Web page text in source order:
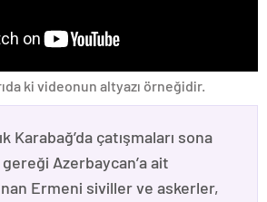
ki videonun altyazı örneğidir.
Karabağ’da çatışmaları sona
Azerbaycan’a ait
Ermeni siviller ve askerler,